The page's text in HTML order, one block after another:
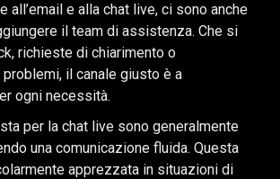
all’email e alla chat live, ci sono anche
il team di assistenza. Che si
richieste di chiarimento o
il canale giusto è a
ogni necessità.
per la chat live sono generalmente
una comunicazione fluida. Questa
apprezzata in situazioni di